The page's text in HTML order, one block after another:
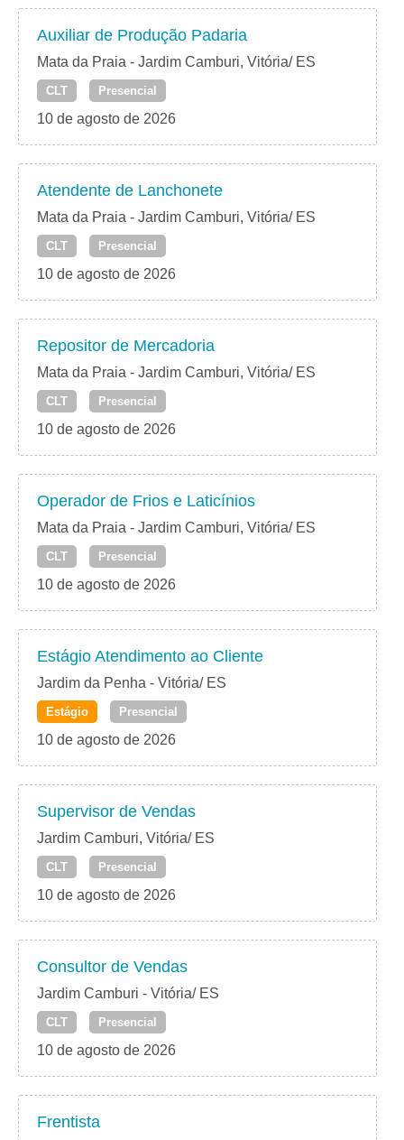
Auxiliar de Produção Padaria
Mata da Praia - Jardim Camburi, Vitória/ ES
CLT Presencial
10 de agosto de 2026
Atendente de Lanchonete
Mata da Praia - Jardim Camburi, Vitória/ ES
CLT Presencial
10 de agosto de 2026
Repositor de Mercadoria
Mata da Praia - Jardim Camburi, Vitória/ ES
CLT Presencial
10 de agosto de 2026
Operador de Frios e Laticínios
Mata da Praia - Jardim Camburi, Vitória/ ES
CLT Presencial
10 de agosto de 2026
Estágio Atendimento ao Cliente
Jardim da Penha - Vitória/ ES
Estágio Presencial
10 de agosto de 2026
Supervisor de Vendas
Jardim Camburi, Vitória/ ES
CLT Presencial
10 de agosto de 2026
Consultor de Vendas
Jardim Camburi - Vitória/ ES
CLT Presencial
10 de agosto de 2026
Frentista